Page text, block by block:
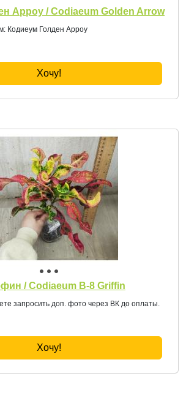
Арроу / Codiaeum Golden Arrow
Кодиеум Голден Арроу
Хочу!
/ Codiaeum B-8 Griffin
запросить доп. фото через ВК до оплаты.
Хочу!